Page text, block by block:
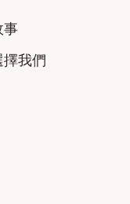
事
擇我們